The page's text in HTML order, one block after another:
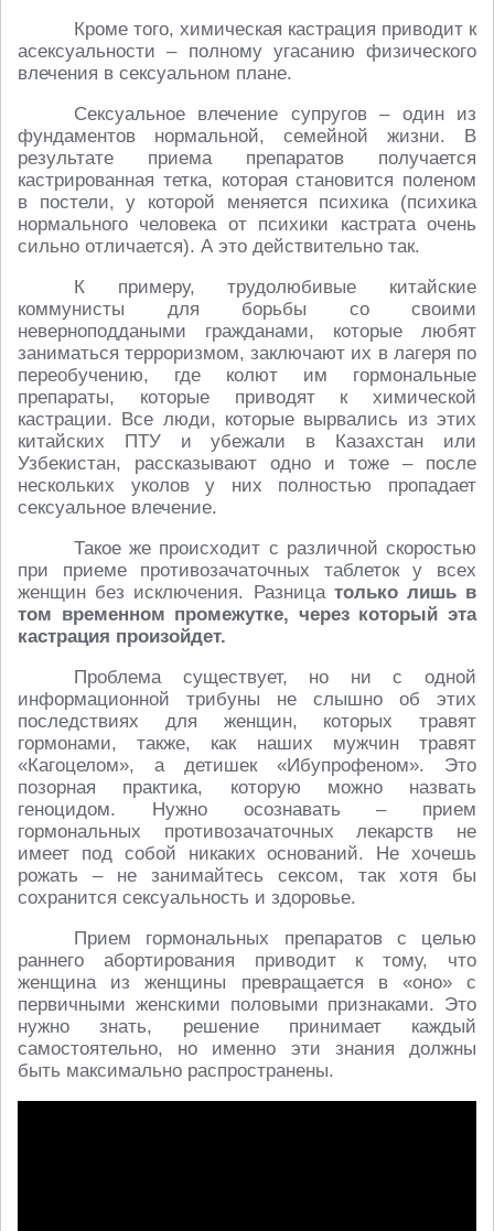
Кроме того, химическая кастрация приводит к
асексуальности – полному угасанию физического
влечения в сексуальном плане.
Сексуальное влечение супругов – один из
фундаментов нормальной, семейной жизни. В
результате приема препаратов получается
кастрированная тетка, которая становится поленом
в постели, у которой меняется психика (психика
нормального человека от психики кастрата очень
сильно отличается). А это действительно так.
К примеру, трудолюбивые китайские
коммунисты для борьбы со своими
неверноподдаными гражданами, которые любят
заниматься терроризмом, заключают их в лагеря по
переобучению, где колют им гормональные
препараты, которые приводят к химической
кастрации. Все люди, которые вырвались из этих
китайских ПТУ и убежали в Казахстан или
Узбекистан, рассказывают одно и тоже – после
нескольких уколов у них полностью пропадает
сексуальное влечение.
Такое же происходит с различной скоростью
при приеме противозачаточных таблеток у всех
женщин без исключения. Разница только лишь в
том временном промежутке, через который эта
кастрация произойдет.
Проблема существует, но ни с одной
информационной трибуны не слышно об этих
последствиях для женщин, которых травят
гормонами, также, как наших мужчин травят
«Кагоцелом», а детишек «Ибупрофеном». Это
позорная практика, которую можно назвать
геноцидом. Нужно осознавать – прием
гормональных противозачаточных лекарств не
имеет под собой никаких оснований. Не хочешь
рожать – не занимайтесь сексом, так хотя бы
сохранится сексуальность и здоровье.
Прием гормональных препаратов с целью
раннего абортирования приводит к тому, что
женщина из женщины превращается в «оно» с
первичными женскими половыми признаками. Это
нужно знать, решение принимает каждый
самостоятельно, но именно эти знания должны
быть максимально распространены.